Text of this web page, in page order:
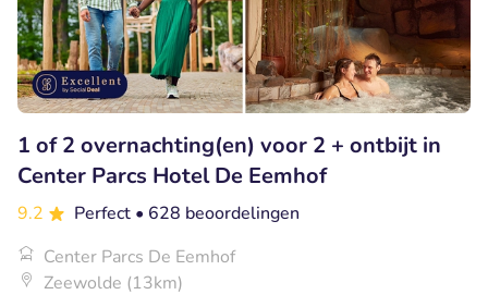
1 of 2 overnachting(en) voor 2 + ontbijt in
Center Parcs Hotel De Eemhof
9.2 Perfect • 628 beoordelingen
Center Parcs De Eemhof
Zeewolde (13km)